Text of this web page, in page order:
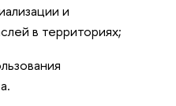
и
в территориях;